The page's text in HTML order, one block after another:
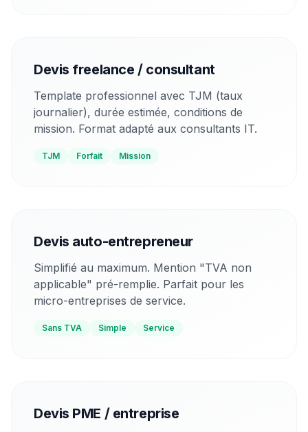
Devis freelance / consultant
Template professionnel avec TJM (taux
journalier), durée estimée, conditions de
mission. Format adapté aux consultants IT.
TJM Forfait Mission
Devis auto-entrepreneur
Simplifié au maximum. Mention "TVA non
applicable" pré-remplie. Parfait pour les
micro-entreprises de service.
Sans TVA Simple Service
Devis PME / entreprise